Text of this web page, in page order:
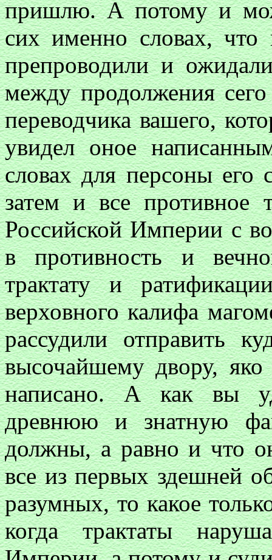
пришлю. А потому и
сих именно словах,
препроводили и
между продолжения
переводчика вашего,
увидел оное
словах для персоны его
затем и все противное
Российской Империи с
в противность и
трактату и
верховного калифа
рассудили отправить
высочайшему двору, яко
написано. А как вы
древнюю и знатную
должны, а равно и что
все из первых здешней
разумных, то какое
когда трактаты